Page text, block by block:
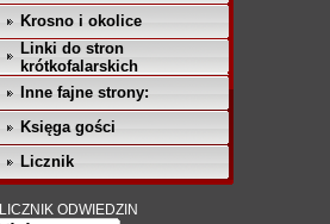
Krosno i okolice
Linki do stron
krótkofalarskich
Inne fajne strony:
Księga gości
Licznik
LICZNIK ODWIEDZIN